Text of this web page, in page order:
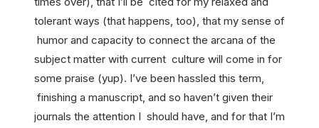
tolerant ways (that happens, too), that my sense of
humor and capacity to connect the arcana of the
subject matter with current culture will come in for
some praise (yup). I’ve been hassled this term,
finishing a manuscript, and so haven’t given their
journals the attention I should have, and for that I’m